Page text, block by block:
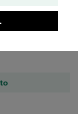
si adatta alle